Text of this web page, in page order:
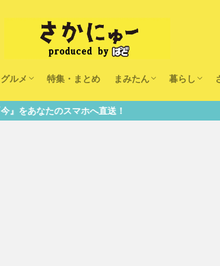
グルメ
ランチ
カフェ
特集・まとめ まみたん
まみたんイベント・おで
習い事・キャンペーン
幼稚園・こども園・保育
暮らし
マホへ直送！